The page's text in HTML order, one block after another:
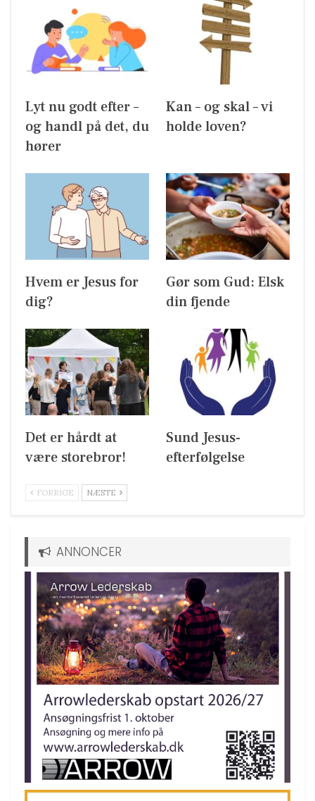
Lyt nu godt efter –
og handl på det, du
hører
Kan – og skal – vi
holde loven?
Hvem er Jesus for
dig?
Gør som Gud: Elsk
din fjende
Det er hårdt at
være storebror!
Sund Jesus-
efterfølgelse
FORRIGE NÆSTE
ANNONCER